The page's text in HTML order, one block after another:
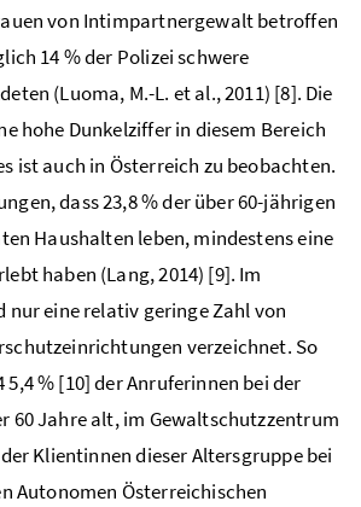
von Intimpartnergewalt betroffen
14 % der Polizei schwere
(Luoma, M.-L. et al., 2011) [8]. Die
hohe Dunkelziffer in diesem Bereich
ist auch in Österreich zu beobachten.
dass 23,8 % der über 60-jährigen
Haushalten leben, mindestens eine
haben (Lang, 2014) [9]. Im
nur eine relativ geringe Zahl von
verzeichnet. So
% [10] der Anruferinnen bei der
60 Jahre alt, im Gewaltschutzzentrum
Klientinnen dieser Altersgruppe bei
Autonomen Österreichischen